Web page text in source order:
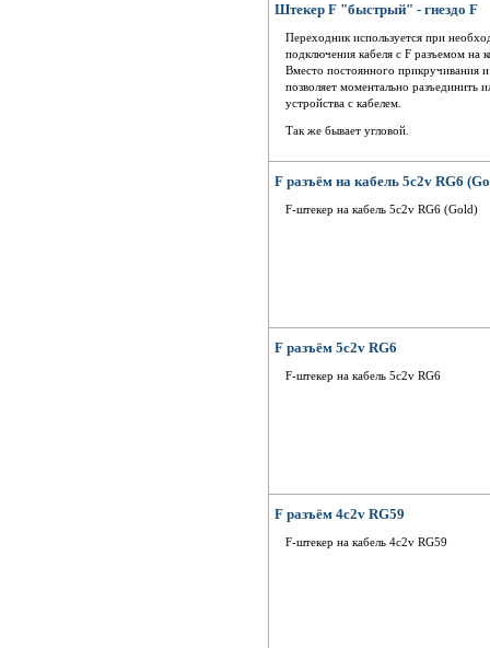
Штекер F "быстрый" - гнездо F
Переходник используется при
подключения кабеля с F разъемом на
Вместо постоянного прикручивания
позволяет моментально разъединить
устройства с кабелем.
Так же бывает угловой.
F разъём на кабель 5c2v RG6
F-штекер на кабель 5c2v RG6 (Gold)
F разъём 5c2v RG6
F-штекер на кабель 5c2v RG6
F разъём 4c2v RG59
F-штекер на кабель 4c2v RG59